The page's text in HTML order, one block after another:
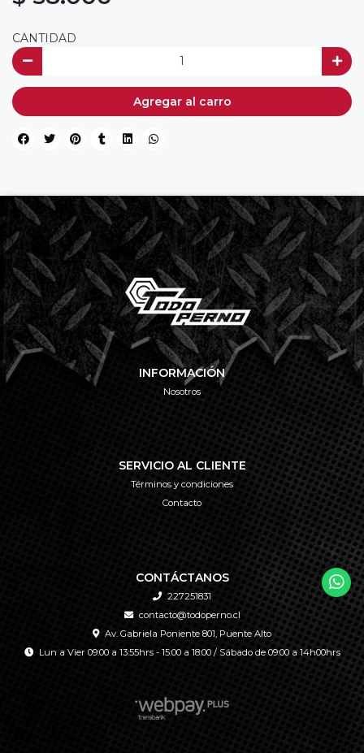
CANTIDAD
Agregar al carro
INFORMACIÓN
Nosotros
SERVICIO AL CLIENTE
Términos y condiciones
Contacto
CONTÁCTANOS
227251831
contacto@todoperno.cl
Av. Gabriela Poniente 801, Puente Alto
Lun a Vier 09:00 a 13:55hrs - 15:00 a 18:00 / Sábado de 09:00 a 14h00hrs